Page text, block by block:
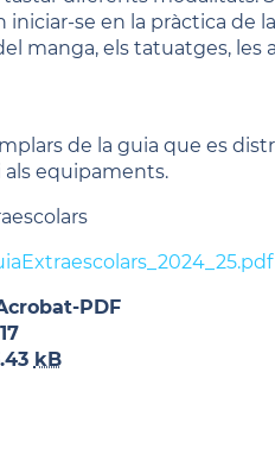
se en la pràctica de
manga, els tatuatges, les
de la guia que es
equipaments.
PDF
17
kB